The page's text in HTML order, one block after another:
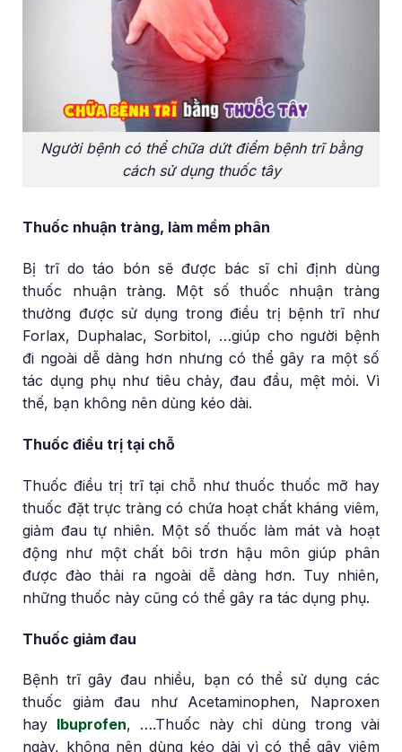
Người bệnh có thể chữa dứt điểm bệnh trĩ bằng
cách sử dụng thuốc tây
Thuốc nhuận tràng, làm mềm phân
Bị trĩ do táo bón sẽ được bác sĩ chỉ định dùng
thuốc nhuận tràng. Một số thuốc nhuận tràng
thường được sử dụng trong điều trị bệnh trĩ như
Forlax, Duphalac, Sorbitol, …giúp cho người bệnh
đi ngoài dễ dàng hơn nhưng có thể gây ra một số
tác dụng phụ như tiêu chảy, đau đầu, mệt mỏi. Vì
thế, bạn không nên dùng kéo dài.
Thuốc điều trị tại chỗ
Thuốc điều trị trĩ tại chỗ như thuốc thuốc mỡ hay
thuốc đặt trực tràng có chứa hoạt chất kháng viêm,
giảm đau tự nhiên. Một số thuốc làm mát và hoạt
động như một chất bôi trơn hậu môn giúp phân
được đào thải ra ngoài dễ dàng hơn. Tuy nhiên,
những thuốc này cũng có thể gây ra tác dụng phụ.
Thuốc giảm đau
Bệnh trĩ gây đau nhiều, bạn có thể sử dụng các
thuốc giảm đau như Acetaminophen, Naproxen
hay Ibuprofen, ….Thuốc này chỉ dùng trong vài
ngày, không nên dùng kéo dài vì có thể gây viêm